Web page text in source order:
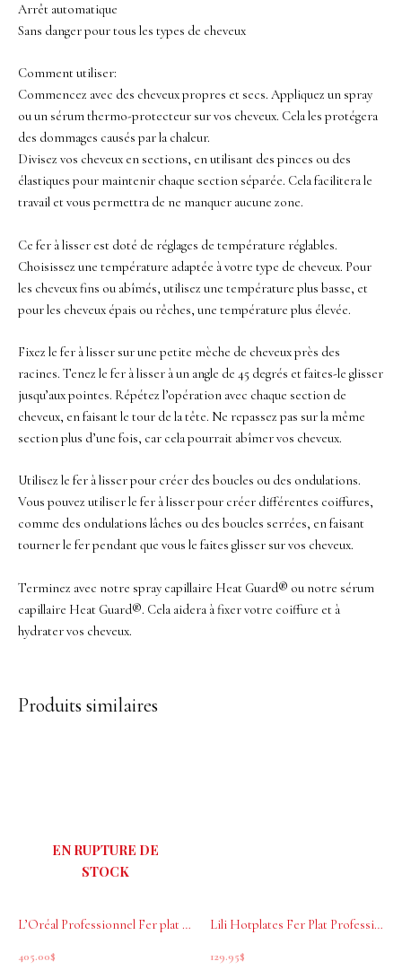
Arrêt automatique
Sans danger pour tous les types de cheveux
Comment utiliser:
Commencez avec des cheveux propres et secs. Appliquez un spray
ou un sérum thermo-protecteur sur vos cheveux. Cela les protégera
des dommages causés par la chaleur.
Divisez vos cheveux en sections, en utilisant des pinces ou des
élastiques pour maintenir chaque section séparée. Cela facilitera le
travail et vous permettra de ne manquer aucune zone.
Ce fer à lisser est doté de réglages de température réglables.
Choisissez une température adaptée à votre type de cheveux. Pour
les cheveux fins ou abîmés, utilisez une température plus basse, et
pour les cheveux épais ou rêches, une température plus élevée.
Fixez le fer à lisser sur une petite mèche de cheveux près des
racines. Tenez le fer à lisser à un angle de 45 degrés et faites-le glisser
jusqu’aux pointes. Répétez l’opération avec chaque section de
cheveux, en faisant le tour de la tête. Ne repassez pas sur la même
section plus d’une fois, car cela pourrait abîmer vos cheveux.
Utilisez le fer à lisser pour créer des boucles ou des ondulations.
Vous pouvez utiliser le fer à lisser pour créer différentes coiffures,
comme des ondulations lâches ou des boucles serrées, en faisant
tourner le fer pendant que vous le faites glisser sur vos cheveux.
Terminez avec notre spray capillaire Heat Guard® ou notre sérum
capillaire Heat Guard®. Cela aidera à fixer votre coiffure et à
hydrater vos cheveux.
Produits similaires
EN RUPTURE DE
STOCK
L’Oréal Professionnel Fer plat SteamPod 3.0
405.00$
Lili Hotplates Fer Plat Professionnel Bora Bora
129.95$